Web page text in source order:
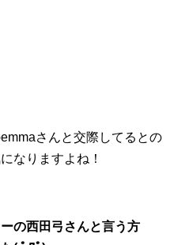
さんと交際してるとの
なりますよね！
の西田弓さんと言う方